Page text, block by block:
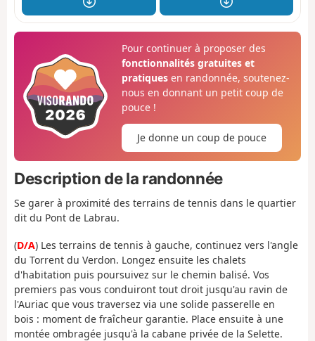
Pour continuer à proposer des
fonctionnalités gratuites et
pratiquesen randonnée, soutenez-
nous en donnant un petit coup de
pouce !
Je donne un coup de pouce
Description de la randonnée
Se garer à proximité des terrains de tennis dans le quartier
dit du Pont de Labrau.
(D/A) Les terrains de tennis à gauche, continuez vers l'angle
du Torrent du Verdon. Longez ensuite les chalets
d'habitation puis poursuivez sur le chemin balisé. Vos
premiers pas vous conduiront tout droit jusqu'au ravin de
l'Auriac que vous traversez via une solide passerelle en
bois : moment de fraîcheur garantie. Place ensuite à une
montée ombragée jusqu'à la cabane privée de la Selette.